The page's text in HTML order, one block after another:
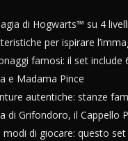
di Hogwarts™ su 4
per ispirare
famosi: il set
e Madama Pince
autentiche: stanze
di Grifondoro, il Cappello
modi di giocare: questo